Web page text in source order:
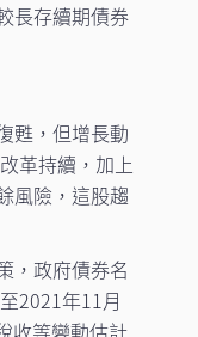
長存續期債券
甦，但增長動
革持續，加上
風險，這股趨
，政府債券名
2021年11月
收等變動估計